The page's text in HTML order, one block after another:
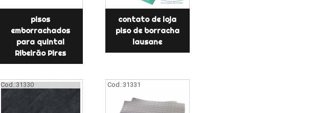
pisos
emborrachados
para quintal
Ribeirão Pires
contato de loja
piso de borracha
lausane
Cod.:31330 Cod.:31331